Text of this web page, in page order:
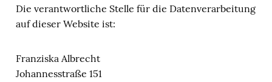
Die verantwortliche Stelle für die Datenverarbeitung
auf dieser Website ist:
Franziska Albrecht
Johannesstraße 151